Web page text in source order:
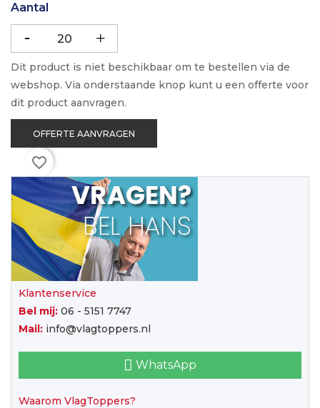
Aantal
Dit product is niet beschikbaar om te bestellen via de
webshop. Via onderstaande knop kunt u een offerte voor
dit product aanvragen.
OFFERTE AANVRAGEN
favorite_border
Klantenservice
Bel mij: 06 - 5151 7747
Mail: info@vlagtoppers.nl
WhatsApp
Waarom VlagToppers?